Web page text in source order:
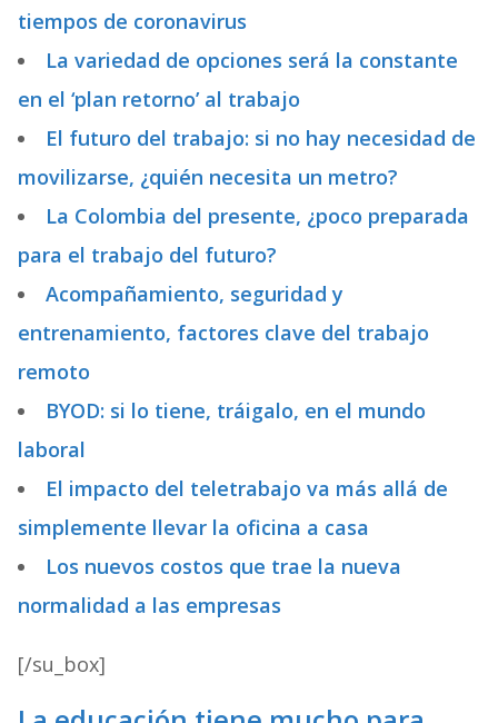
tiempos de coronavirus
La variedad de opciones será la constante
en el ‘plan retorno’ al trabajo
El futuro del trabajo: si no hay necesidad de
movilizarse, ¿quién necesita un metro?
La Colombia del presente, ¿poco preparada
para el trabajo del futuro?
Acompañamiento, seguridad y
entrenamiento, factores clave del trabajo
remoto
BYOD: si lo tiene, tráigalo, en el mundo
laboral
El impacto del teletrabajo va más allá de
simplemente llevar la oficina a casa
Los nuevos costos que trae la nueva
normalidad a las empresas
[/su_box]